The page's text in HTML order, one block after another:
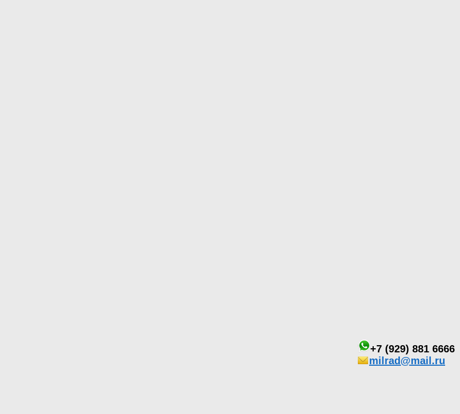
+7 (929) 881 6666
milrad@mail.ru